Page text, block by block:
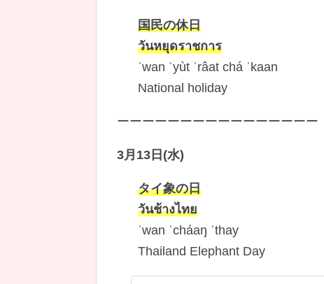
国民の休日
วันหยุดราชการ
ˈwan ˈyùt ˈrâat chá ˈkaan
National holiday
ーーーーーーーーーーーーーーーー
3月13日(水)
タイ象の日
วันช้างไทย
ˈwan ˈcháaŋ ˈthay
Thailand Elephant Day